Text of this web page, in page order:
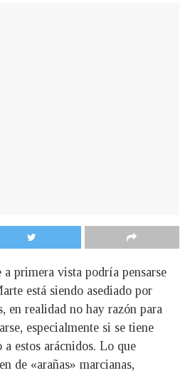
a primera vista podría pensarse
está siendo asediado por
en realidad no hay razón para
especialmente si se tiene
a estos arácnidos. Lo que
de «arañas» marcianas,